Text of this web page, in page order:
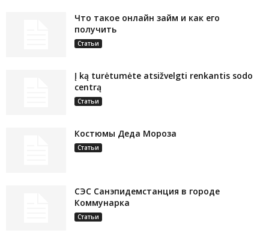
Что такое онлайн займ и как его
получить
Статьи
Į ką turėtumėte atsižvelgti renkantis sodo
centrą
Статьи
Костюмы Деда Мороза
Статьи
СЭС Санэпидемстанция в городе
Коммунарка
Статьи